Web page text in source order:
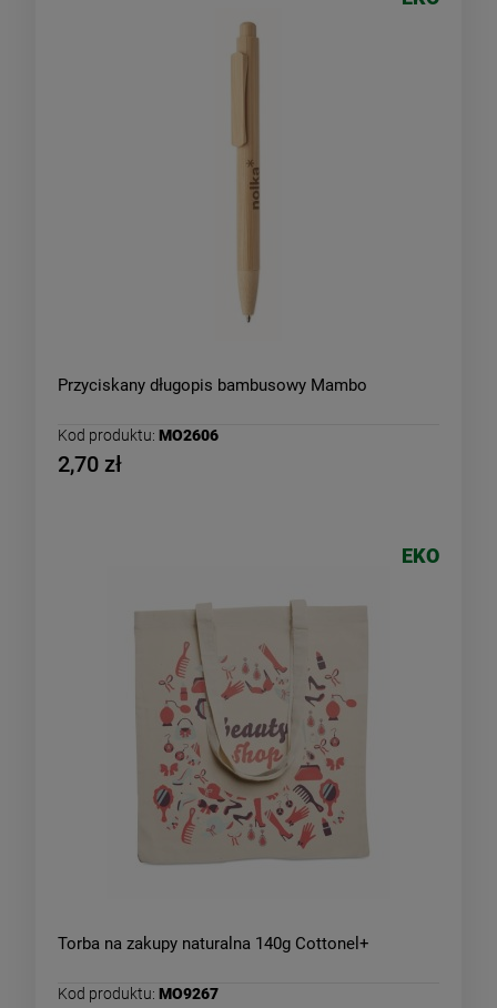
Przyciskany długopis bambusowy Mambo
Kod produktu: MO2606
2,70 zł
Torba na zakupy naturalna 140g Cottonel+
Kod produktu: MO9267
EKO